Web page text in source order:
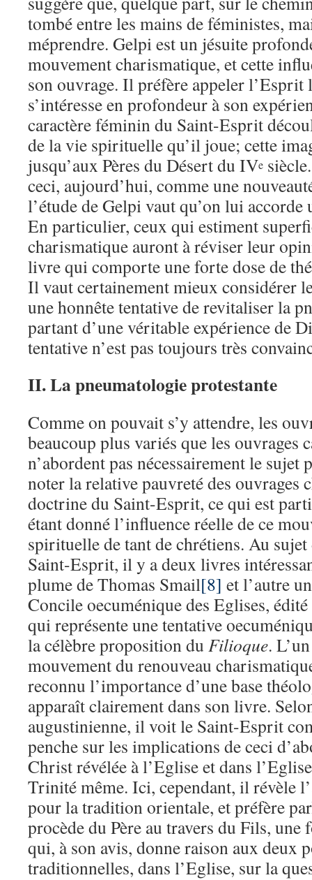
tombé entre les mains de féministes,
méprendre. Gelpi est un jésuite
mouvement charismatique, et cette
son ouvrage. Il préfère appeler l’Esprit
s’intéresse en profondeur à son
caractère féminin du Saint-Esprit
de la vie spirituelle qu’il joue; cette
jusqu’aux Pères du Désert du IVe
ceci, aujourd’hui, comme une
l’étude de Gelpi vaut qu’on lui accorde
En particulier, ceux qui estiment
charismatique auront à réviser leur
livre qui comporte une forte dose de
Il vaut certainement mieux considérer
une honnête tentative de revitaliser la
partant d’une véritable expérience de
tentative n’est pas toujours très
II. La pneumatologie protestante
Comme on pouvait s’y attendre, les
beaucoup plus variés que les ouvrages
n’abordent pas nécessairement le
noter la relative pauvreté des ouvrages
doctrine du Saint-Esprit, ce qui est
étant donné l’influence réelle de ce
spirituelle de tant de chrétiens. Au
Saint-Esprit, il y a deux livres
plume de Thomas Smail[8] et l’autre
Concile oecuménique des Eglises,
qui représente une tentative
la célèbre proposition du Filioque.
mouvement du renouveau
reconnu l’importance d’une base
apparaît clairement dans son livre.
augustinienne, il voit le Saint-Esprit
penche sur les implications de ceci
Christ révélée à l’Eglise et dans
Trinité même. Ici, cependant, il révèle
pour la tradition orientale, et préfère
procède du Père au travers du Fils,
qui, à son avis, donne raison aux deux
traditionnelles, dans l’Eglise, sur la